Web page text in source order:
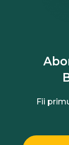
Fii